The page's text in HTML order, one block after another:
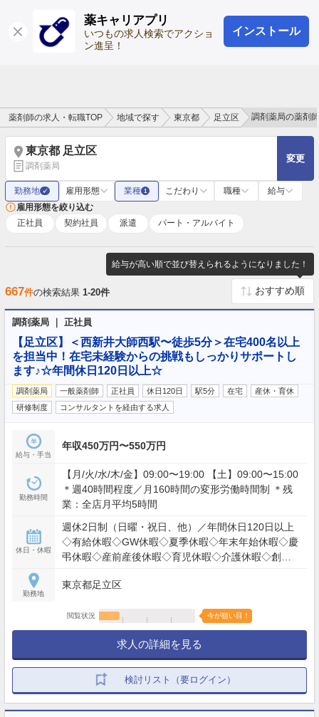
薬キャリアプリ
いつもの求人検索でアクショ
ン進呈！
インストール
ログイン 会員登録
薬剤師の求人・転職TOP 地域で探す 東京都 足立区 調剤薬局の薬剤
東京都 足立区
調剤薬局
変更
勤務地 ✓ 雇用形態 業種 1 こだわり 職種
給与
雇用形態を絞り込む
正社員
契約社員 派遣 パート・アルバイト
給与が高い順で並び替えられるようになりました！
667件の検索結果 1-20件
調剤薬局 ｜ 正社員
【足立区】＜西新井大師西駅〜徒歩5分＞在宅400名以上
を担当中！在宅未経験からの挑戦もしっかりサポートし
ます♪☆年間休日120日以上☆
調剤薬局 一般薬剤師 正社員 休日120日 駅5分 在宅
産休・育休
研修制度
コンサルタントを経由する求人
給与・手当
年収450万円〜550万円
勤務時間
【月/火/水/木/金】09:00〜19:00 【土】09:00〜15:00
＊週40時間程度／月160時間の変形労働時間制 ＊残
業：全店月平均5時間
休日・休暇
週休2日制（日曜・祝日、他）／年間休日120日以上
◇有給休暇◇GW休暇◇夏季休暇◇年末年始休暇◇慶
弔休暇◇産前産後休暇◇育児休暇◇介護休暇◇創立
勤務地
東京都足立区
閲覧状況 今が狙い目！
求人の詳細を見る
検討リスト（要ログイン）